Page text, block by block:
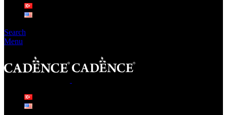
Search
Menu